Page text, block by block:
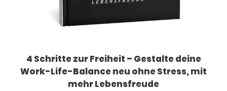
4 Schritte zur Freiheit – Gestalte deine
Work-Life-Balance neu ohne Stress, mit
mehr Lebensfreude